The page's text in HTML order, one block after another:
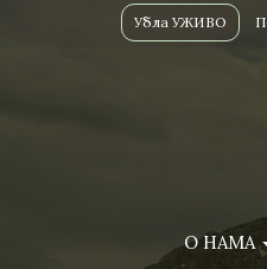
Убла УЖИВО
О НАМА